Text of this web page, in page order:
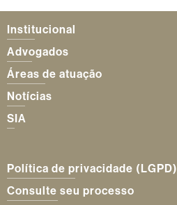
Institucional
Advogados
Áreas de atuação
Notícias
SIA
Política de privacidade (LGPD)
Consulte seu processo